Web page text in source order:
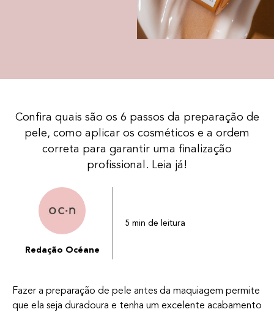
Confira quais são os 6 passos da preparação de
pele, como aplicar os cosméticos e a ordem
correta para garantir uma finalização
profissional. Leia já!
Redação Océane
5 min de leitura
Fazer a preparação de pele antes da maquiagem permite
que ela seja duradoura e tenha um excelente acabamento